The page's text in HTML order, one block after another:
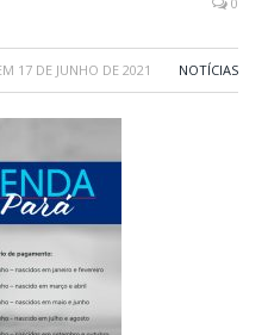
17 DE JUNHO DE 2021 NOTÍCIAS